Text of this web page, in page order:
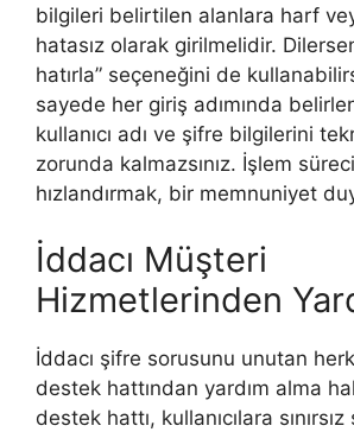
bilgileri belirtilen alanlara harf
hatasız olarak girilmelidir.
hatırla” seçeneğini de
sayede her giriş adımında
kullanıcı adı ve şifre bilgilerini
zorunda kalmazsınız. İşlem
hızlandırmak, bir memnuniyet
İddacı Müşteri
Hizmetlerinden
İddacı şifre sorusunu unutan
destek hattından yardım alma
destek hattı, kullanıcılara